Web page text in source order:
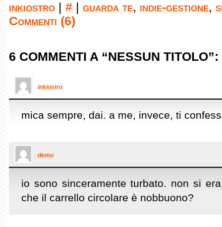
inkiostro # guarda te, indie-gestione,
Commenti (6)
6 COMMENTI A “NESSUN TITOLO”:
inkiostro
mica sempre, dai. a me, invece, ti
demu
io sono sinceramente turbato. non si
che il carrello circolare è nobbuono?